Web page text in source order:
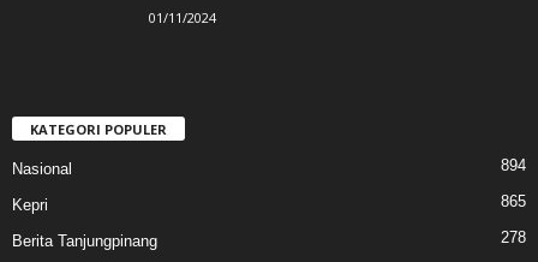
01/11/2024
KATEGORI POPULER
Nasional 894
Kepri 865
Berita Tanjungpinang 278